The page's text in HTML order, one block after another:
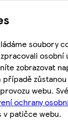
soubory
osobní
zobrazovat
webu. Své
ochrany
v patičce webu.